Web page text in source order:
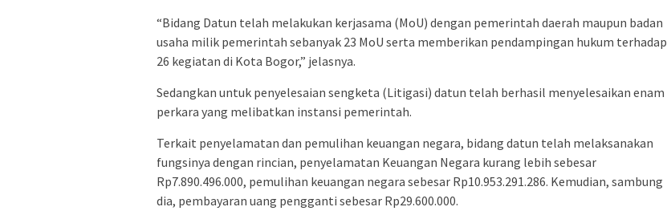
“Bidang Datun telah melakukan kerjasama (MoU) dengan pemerintah daerah maupun badan
usaha milik pemerintah sebanyak 23 MoU serta memberikan pendampingan hukum terhadap
26 kegiatan di Kota Bogor,” jelasnya.
Sedangkan untuk penyelesaian sengketa (Litigasi) datun telah berhasil menyelesaikan enam
perkara yang melibatkan instansi pemerintah.
Terkait penyelamatan dan pemulihan keuangan negara, bidang datun telah melaksanakan
fungsinya dengan rincian, penyelamatan Keuangan Negara kurang lebih sebesar
Rp7.890.496.000, pemulihan keuangan negara sebesar Rp10.953.291.286. Kemudian, sambung
dia, pembayaran uang pengganti sebesar Rp29.600.000.